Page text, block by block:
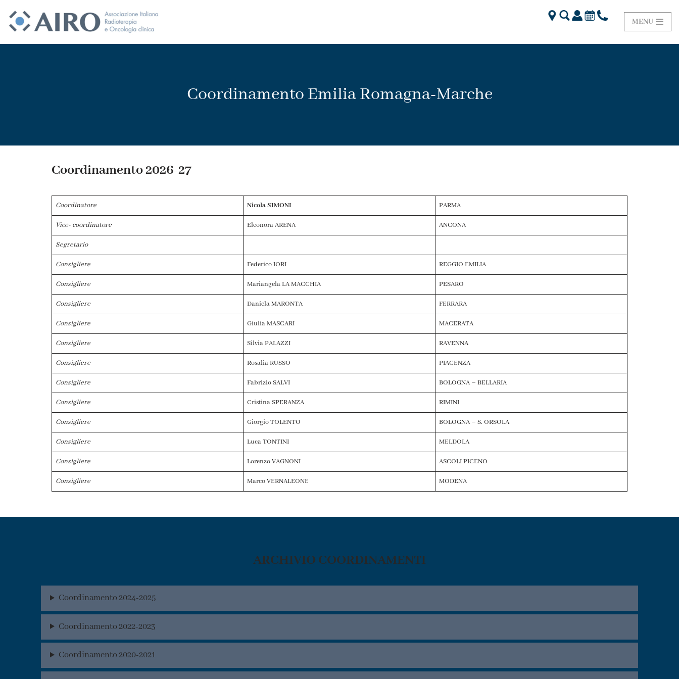
Vai
MENU
Coordinamento Emilia Romagna-Marche
Coordinamento 2026-27
Coordinatore Nicola SIMONI PARMA
Vice- coordinatore Eleonora ARENA ANCONA
Segretario
Consigliere Federico IORI REGGIO EMILIA
Consigliere Mariangela LA MACCHIA PESARO
Consigliere Daniela MARONTA FERRARA
Consigliere Giulia MASCARI MACERATA
Consigliere Silvia PALAZZI RAVENNA
Consigliere Rosalia RUSSO PIACENZA
Consigliere Fabrizio SALVI BOLOGNA – BELLARIA
Consigliere Cristina SPERANZA RIMINI
Consigliere Giorgio TOLENTO BOLOGNA – S. ORSOLA
Consigliere Luca TONTINI MELDOLA
Consigliere Lorenzo VAGNONI ASCOLI PICENO
Consigliere Marco VERNALEONE MODENA
ARCHIVIO COORDINAMENTI
Coordinamento 2024-2025
Coordinamento 2022-2023
Coordinamento 2020-2021